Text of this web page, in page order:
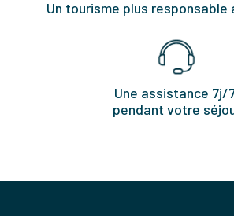
Un tourisme plus responsable
Une assistance 7j/
pendant votre